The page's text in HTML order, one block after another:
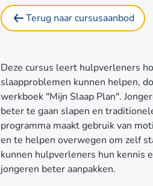
Terug naar cursusaanbod
Deze cursus leert hulpverleners
slaapproblemen kunnen helpen,
werkboek "Mijn Slaap Plan".
beter te gaan slapen en
programma maakt gebruik van
en te helpen overwegen om zelf
kunnen hulpverleners hun kennis
jongeren beter aanpakken.